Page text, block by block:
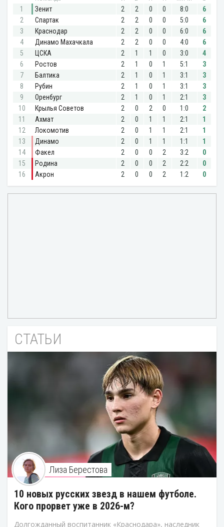
СТАТЬИ
Лиза Берестова
10 новых русских звезд в нашем футболе.
Кого прорвет уже в 2026-м?
Долгожданный воспитанник «Краснодара», наследник